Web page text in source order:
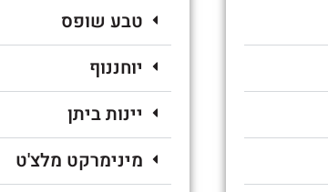
טבע שופס
יוחננוף
יינות ביתן
מינימרקט מלצ'ט